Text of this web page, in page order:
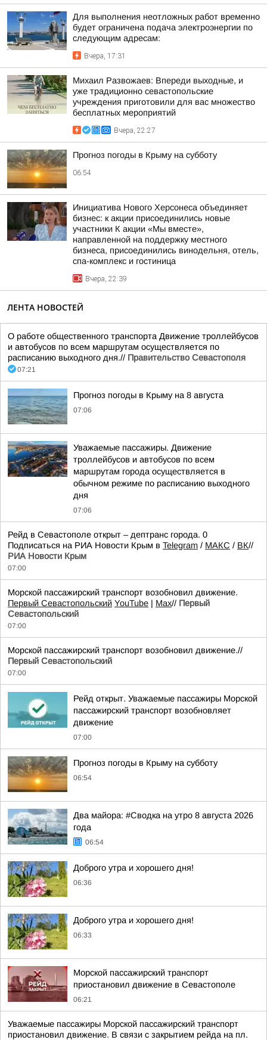
Для выполнения неотложных работ временно
будет ограничена подача электроэнергии по
следующим адресам:
Вчера, 17:31
Михаил Развожаев: Впереди выходные, и
уже традиционно севастопольские
учреждения приготовили для вас множество
бесплатных мероприятий
Вчера, 22:27
Прогноз погоды в Крыму на субботу
06:54
Инициатива Нового Херсонеса объединяет
бизнес: к акции присоединились новые
участники К акции «Мы вместе»,
направленной на поддержку местного
бизнеса, присоединились винодельня, отель,
спа-комплекс и гостиница
Вчера, 22:39
ЛЕНТА НОВОСТЕЙ
О работе общественного транспорта Движение троллейбусов
и автобусов по всем маршрутам осуществляется по
расписанию выходного дня.// Правительство Севастополя
07:21
Прогноз погоды в Крыму на 8 августа
07:06
Уважаемые пассажиры. Движение
троллейбусов и автобусов по всем
маршрутам города осуществляется в
обычном режиме по расписанию выходного
дня
07:06
Рейд в Севастополе открыт – дептранс города. 0
Подписаться на РИА Новости Крым в Telegram / МАКС / ВК//
РИА Новости Крым
07:00
Морской пассажирский транспорт возобновил движение.
Первый Севастопольский YouTube | Max// Первый
Севастопольский
07:00
Морской пассажирский транспорт возобновил движение.//
Первый Севастопольский
07:00
Рейд открыт. Уважаемые пассажиры Морской
пассажирский транспорт возобновляет
движение
07:00
Прогноз погоды в Крыму на субботу
06:54
Два майора: #Сводка на утро 8 августа 2026
года
06:54
Доброго утра и хорошего дня!
06:36
Доброго утра и хорошего дня!
06:33
Морской пассажирский транспорт
приостановил движение в Севастополе
06:21
Уважаемые пассажиры Морской пассажирский транспорт
приостановил движение. В связи с закрытием рейда на пл.